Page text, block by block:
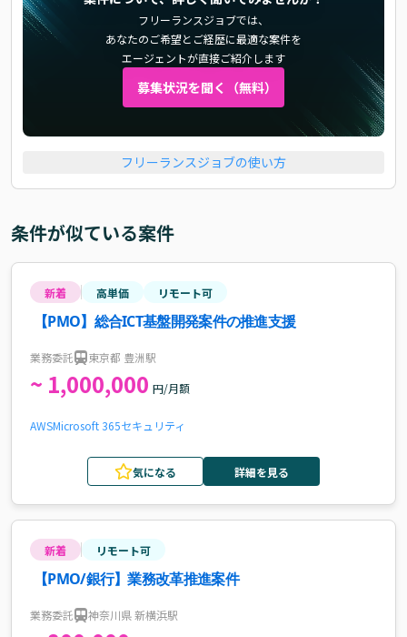
フリーランスジョブでは、
あなたのご希望とご経歴に最適な案件を
エージェントが直接ご紹介します
募集状況を聞く（無料）
フリーランスジョブの使い方
条件が似ている案件
新着 高単価 リモート可
【PMO】総合ICT基盤開発案件の推進支援
業務委託 東京都 豊洲駅
~ 1,000,000 円/月額
AWSMicrosoft 365セキュリティ
気になる 詳細を見る
新着 リモート可
【PMO/銀行】業務改革推進案件
業務委託 神奈川県 新横浜駅